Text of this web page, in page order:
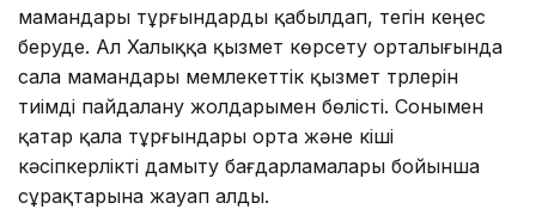
мамандары тұрғындарды қабылдап, тегін кеңес
беруде. Ал Халыққа қызмет көрсету орталығында
сала мамандары мемлекеттік қызмет түрлерін
тиімді пайдалану жолдарымен бөлісті. Сонымен
қатар қала тұрғындары орта және кіші
кәсіпкерлікті дамыту бағдарламалары бойынша
сұрақтарына жауап алды.